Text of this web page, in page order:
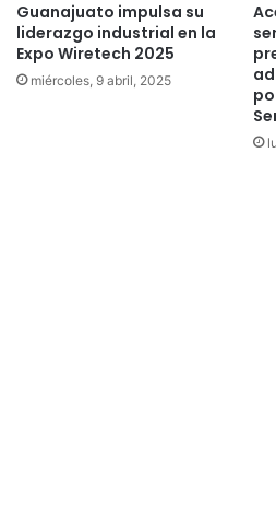
Guanajuato impulsa su
liderazgo industrial en la
Expo Wiretech 2025
miércoles, 9 abril, 2025